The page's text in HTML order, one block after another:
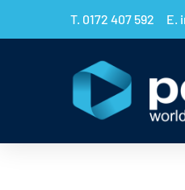
T. 0172 407 592 E.